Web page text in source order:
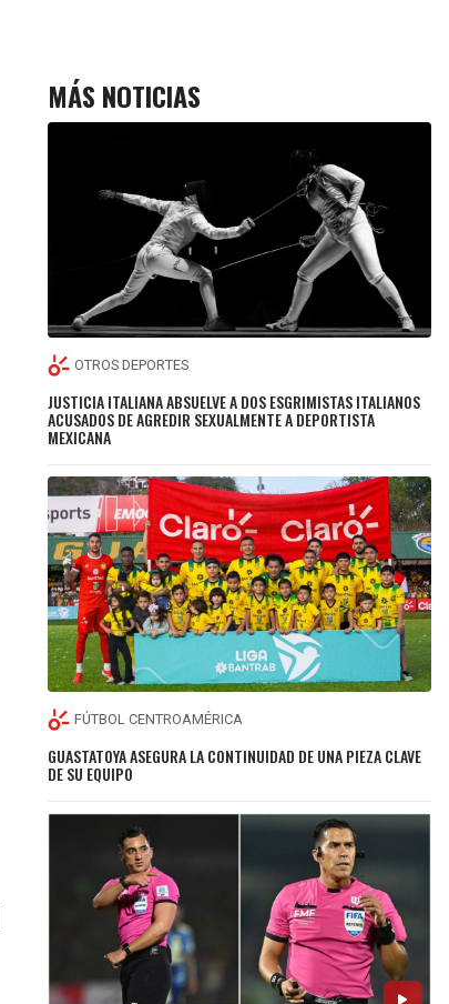
MÁS NOTICIAS
OTROS DEPORTES
JUSTICIA ITALIANA ABSUELVE A DOS ESGRIMISTAS ITALIANOS
ACUSADOS DE AGREDIR SEXUALMENTE A DEPORTISTA
MEXICANA
FÚTBOL CENTROAMÉRICA
GUASTATOYA ASEGURA LA CONTINUIDAD DE UNA PIEZA CLAVE
DE SU EQUIPO